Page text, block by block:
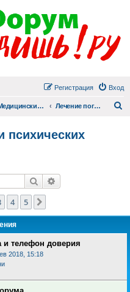
Вход
Регистрация
Медицинский раздел Лечение пограничных и психических заболеваний
психических
Поиск
4 5
и телефон доверия
2018, 15:18